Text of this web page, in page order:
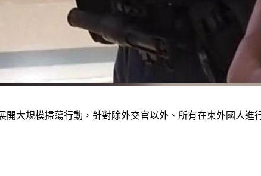
大規模掃蕩行動，針對除外交官以外、所有在柬外國人進